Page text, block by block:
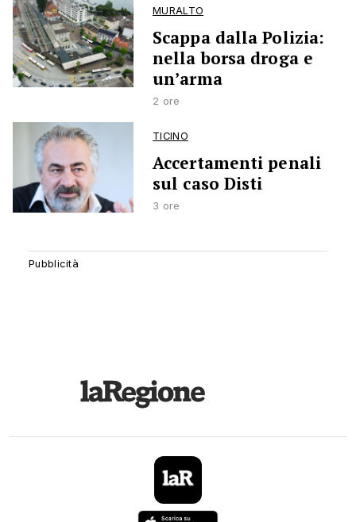
MURALTO
Scappa dalla Polizia:
nella borsa droga e
un’arma
2 ore
TICINO
Accertamenti penali
sul caso Disti
3 ore